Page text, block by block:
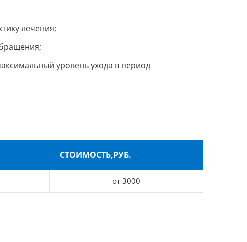
лечения;
уровень ухода в период
СТОИМОСТЬ,РУБ.
от 3000